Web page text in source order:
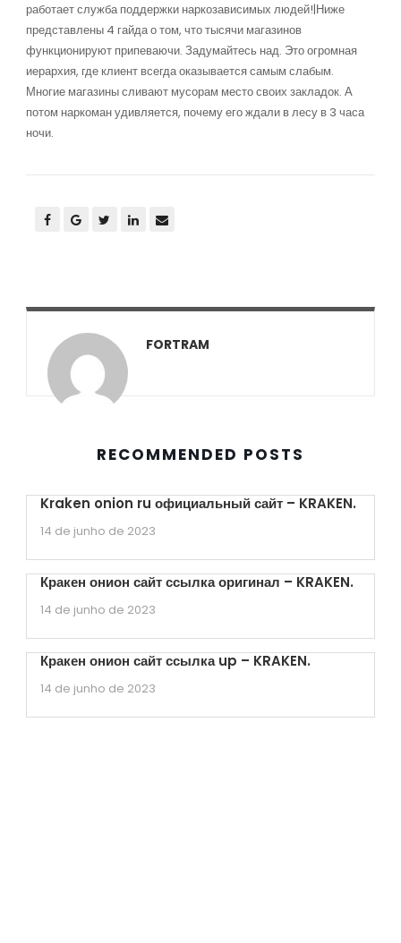
работает служба поддержки наркозависимых людей!|Ниже
представлены 4 гайда о том, что тысячи магазинов
функционируют припеваючи. Задумайтесь над. Это огромная
иерархия, где клиент всегда оказывается самым слабым.
Многие магазины сливают мусорам место своих закладок. А
потом наркоман удивляется, почему его ждали в лесу в 3 часа
ночи.
FORTRAM
RECOMMENDED POSTS
Kraken onion ru официальный сайт – KRAKEN.
14 de junho de 2023
Кракен онион сайт ссылка оригинал – KRAKEN.
14 de junho de 2023
Кракен онион сайт ссылка up – KRAKEN.
14 de junho de 2023